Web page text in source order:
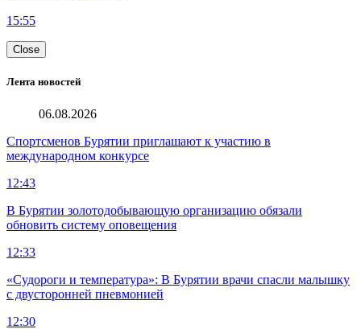
15:55
Close
Лента новостей
06.08.2026
Спортсменов Бурятии приглашают к участию в
международном конкурсе
12:43
В Бурятии золотодобывающую организацию обязали
обновить систему оповещения
12:33
«Судороги и температура»: В Бурятии врачи спасли малышку
с двусторонней пневмонией
12:30